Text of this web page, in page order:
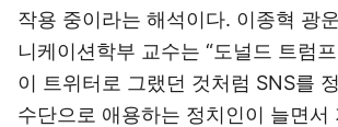
작용 중이라는 해석이다. 이종혁 광
니케이션학부 교수는 “도널드 트럼
이 트위터로 그랬던 것처럼 SNS를
수단으로 애용하는 정치인이 늘면서